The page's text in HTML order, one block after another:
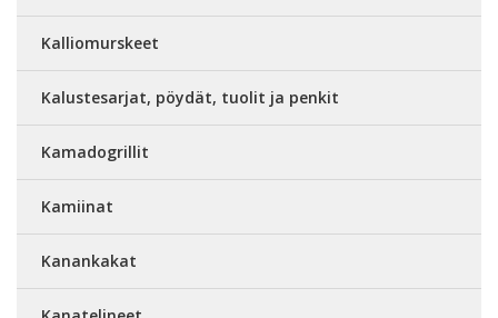
Kalliomurskeet
Kalustesarjat, pöydät, tuolit ja penkit
Kamadogrillit
Kamiinat
Kanankakat